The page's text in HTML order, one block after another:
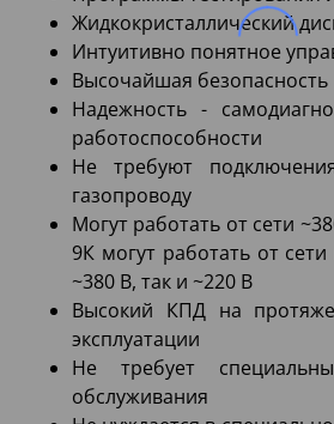
Жидкокристаллический
Интуитивно понятное
Высочайшая безопасность
Надежность -
работоспособности
Не требуют
газопроводу
Могут работать от сети
9К могут работать от
~380 В, так и ~220 В
Высокий КПД на
эксплуатации
Не требует
обслуживания